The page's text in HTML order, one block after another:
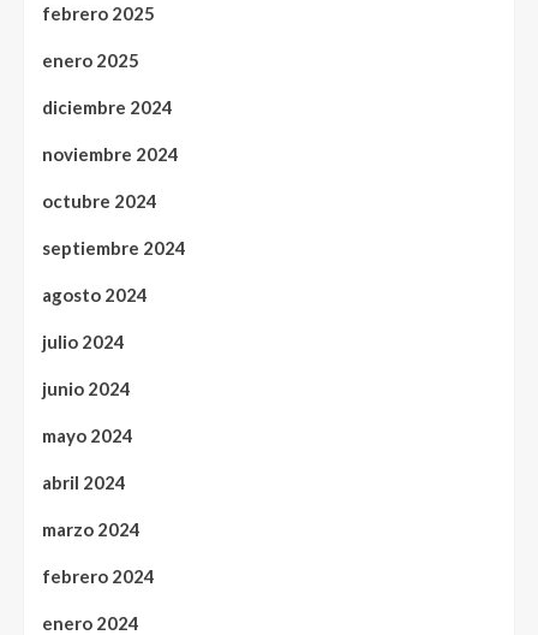
febrero 2025
enero 2025
diciembre 2024
noviembre 2024
octubre 2024
septiembre 2024
agosto 2024
julio 2024
junio 2024
mayo 2024
abril 2024
marzo 2024
febrero 2024
enero 2024